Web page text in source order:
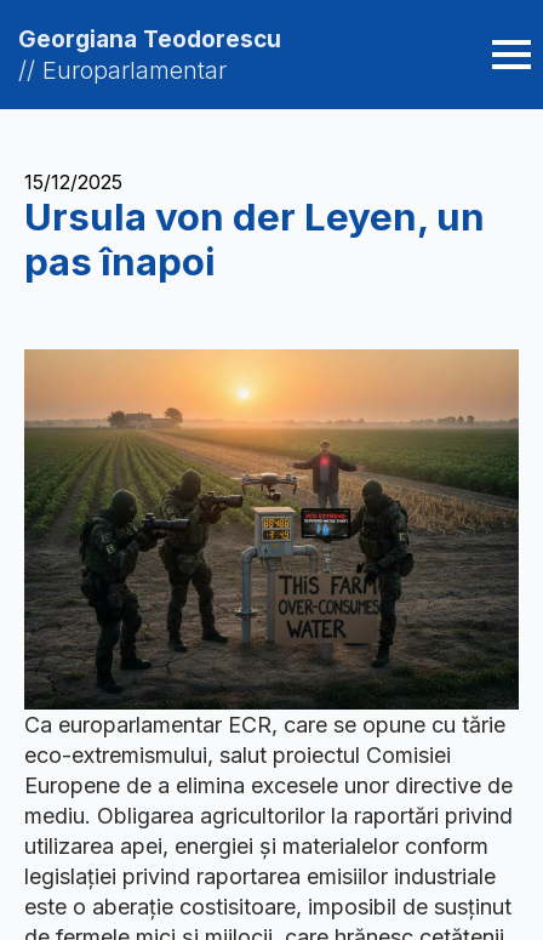
Georgiana Teodorescu
// Europarlamentar
15/12/2025
Ursula von der Leyen, un
pas înapoi
Ca europarlamentar ECR, care se opune cu tărie
eco-extremismului, salut proiectul Comisiei
Europene de a elimina excesele unor directive de
mediu. Obligarea agricultorilor la raportări privind
utilizarea apei, energiei și materialelor conform
legislației privind raportarea emisiilor industriale
este o aberație costisitoare, imposibil de susținut